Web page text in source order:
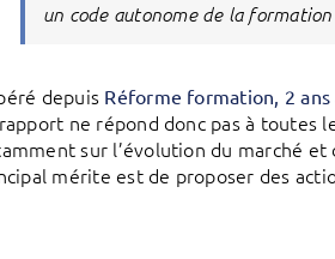
un code autonome de la
depuis Réforme formation, 2 ans
ne répond donc pas à toutes
sur l’évolution du marché et
mérite est de proposer des